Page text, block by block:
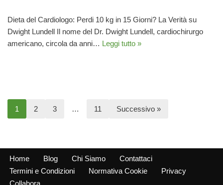
Dieta del Cardiologo: Perdi 10 kg in 15 Giorni? La Verità su
Dwight Lundell Il nome del Dr. Dwight Lundell, cardiochirurgo
americano, circola da anni… Leggi tutto »
1 2 3 … 11 Successivo »
Home Blog Chi Siamo
Contattaci
Termini e Condizioni
Normativa Cookie
Privacy
Collabora